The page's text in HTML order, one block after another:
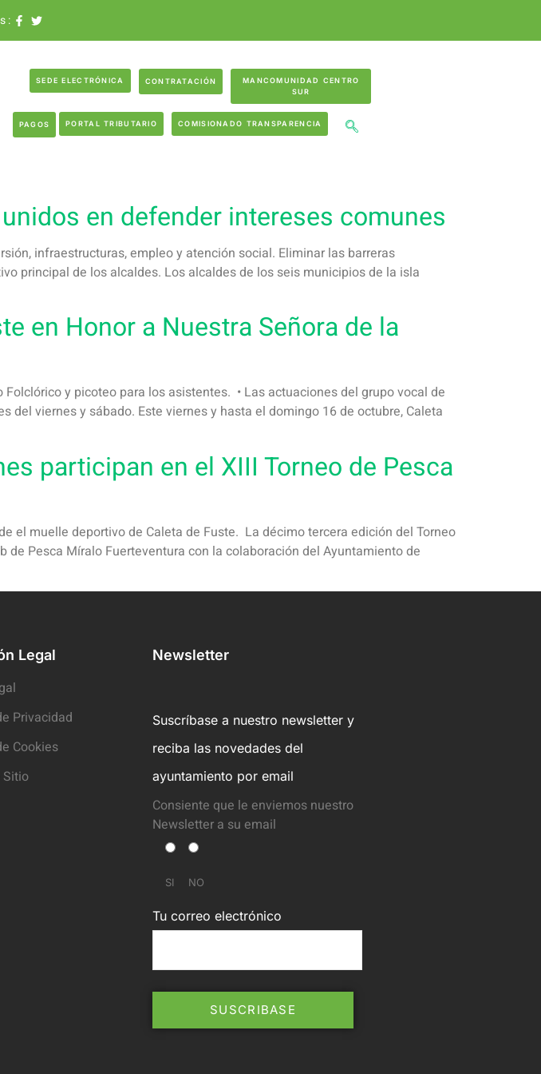
:
SEDE ELECTRÓNICA CONTRATACIÓN
MANCOMUNIDAD CENTRO
SUR
PAGOS PORTAL TRIBUTARIO COMISIONADO TRANSPARENCIA
en defender intereses comunes
infraestructuras, empleo y atención social. Eliminar las barreras
principal de los alcaldes. Los alcaldes de los seis municipios de la isla
en Honor a Nuestra Señora de la
y picoteo para los asistentes. • Las actuaciones del grupo vocal de
del viernes y sábado. Este viernes y hasta el domingo 16 de octubre, Caleta
participan en el XIII Torneo de Pesca
el muelle deportivo de Caleta de Fuste. La décimo tercera edición del Torneo
Pesca Míralo Fuerteventura con la colaboración del Ayuntamiento de
Legal
Privacidad
Cookies
Newsletter
Suscríbase a nuestro newsletter y
reciba las novedades del
ayuntamiento por email
Consiente que le enviemos nuestro
Newsletter a su email
SI NO
Tu correo electrónico